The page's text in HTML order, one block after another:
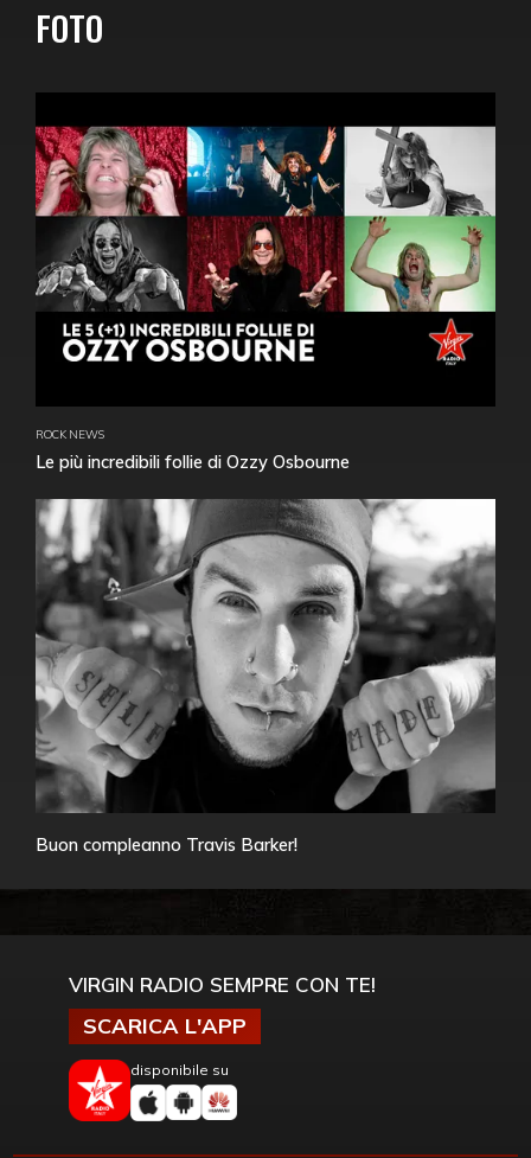
FOTO
ROCK NEWS
Le più incredibili follie di Ozzy Osbourne
Buon compleanno Travis Barker!
VIRGIN RADIO SEMPRE CON TE!
SCARICA L'APP
disponibile su